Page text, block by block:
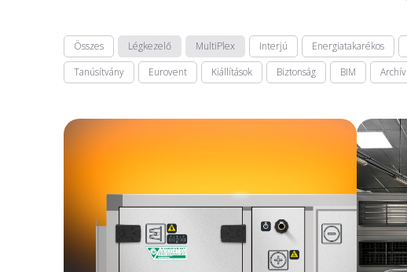
Összes Légkezelő MultiPlex Interjú Energiatakarékos
Tanúsítvány
Eurovent Kiállítások Biztonság BIM Archív